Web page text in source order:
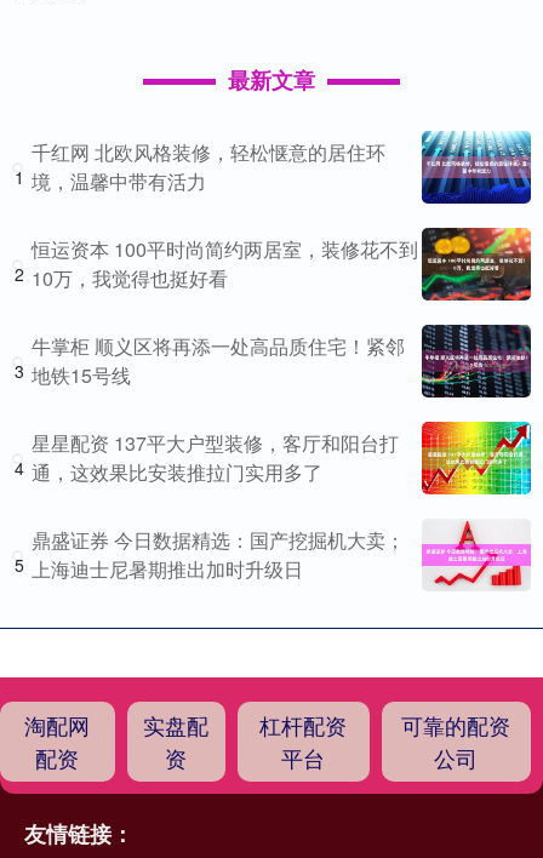
最新文章
1
千红网 北欧风格装修，轻松惬意的居住环
境，温馨中带有活力
2
恒运资本 100平时尚简约两居室，装修花不到
10万，我觉得也挺好看
3
牛掌柜 顺义区将再添一处高品质住宅！紧邻
地铁15号线
4
星星配资 137平大户型装修，客厅和阳台打
通，这效果比安装推拉门实用多了
5
鼎盛证券 今日数据精选：国产挖掘机大卖；
上海迪士尼暑期推出加时升级日
淘配网
配资
实盘配
资
杠杆配资
平台
可靠的配资
公司
友情链接：